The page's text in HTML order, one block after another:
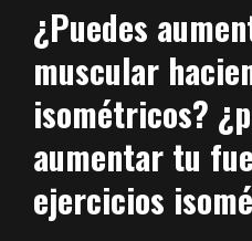
¿Puedes
muscular
isométricos?
aumentar tu
ejercicios